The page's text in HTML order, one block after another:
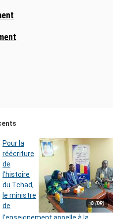
© (DR)
Pour la
réécriture
de
l’histoire
du Tchad,
le ministre
de
l’enseignement appelle à la